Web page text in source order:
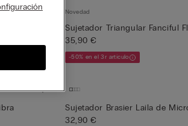
Novedad
Sujetador Triangular Fanciful
35,90 €
-50% en el 3r artículo
Sujetador Brasier Laila de
32,90 €